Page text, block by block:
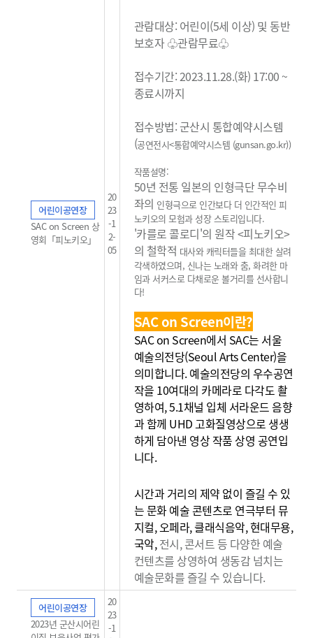
어린이공연장
SAC on Screen 상
영회「피노키오」
20
23
-1
2-
05
관람대상: 어린이(5세 이상) 및 동반
보호자 ♧관람무료♧
접수기간: 2023.11.28.(화) 17:00 ~
종료시까지
접수방법: 군산시 통합예약시스템
(공연전시<통합예약시스템 (gunsan.go.kr))
작품설명:
50년 전통 일본의 인형극단 무수비
좌의 인형극으로 인간보다 더 인간적인 피
노키오의 모험과 성장 스토리입니다.
'카를로 콜로디'의 원작 <피노키오>
의 철학적 대사와 캐릭터들을 최대한 살려
각색하였으며, 신나는 노래와 춤, 화려한 마
임과 서커스로 다채로운 볼거리를 선사합니
다!
SAC on Screen이란?
SAC on Screen에서 SAC는 서울
예술의전당(Seoul Arts Center)을
의미합니다. 예술의전당의 우수공연
작을 10여대의 카메라로 다각도 촬
영하여, 5.1채널 입체 서라운드 음향
과 함께 UHD 고화질영상으로 생생
하게 담아낸 영상 작품 상영 공연입
니다.
시간과 거리의 제약 없이 즐길 수 있
는 문화 예술 콘텐츠로 연극부터 뮤
지컬, 오페라, 클래식음악, 현대무용,
국악,전시, 콘서트 등 다양한 예술
컨텐츠를 상영하여 생동감 넘치는
예술문화를 즐길 수 있습니다.
어린이공연장
2023년 군산시어린
20
23
-1